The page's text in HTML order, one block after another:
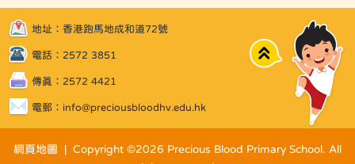
地址：香港跑馬地成和道72號
電話：2572 3851
傳真：2572 4421
電郵： info@preciousbloodhv.edu.hk
Top
網頁地圖 | Copyright ©2026 Precious Blood Primary School. All